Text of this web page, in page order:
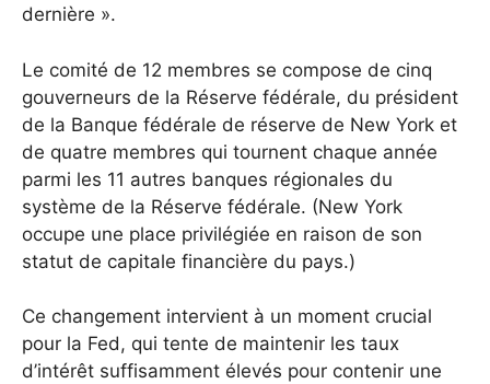
dernière ».
Le comité de 12 membres se compose de cinq
gouverneurs de la Réserve fédérale, du président
de la Banque fédérale de réserve de New York et
de quatre membres qui tournent chaque année
parmi les 11 autres banques régionales du
système de la Réserve fédérale. (New York
occupe une place privilégiée en raison de son
statut de capitale financière du pays.)
Ce changement intervient à un moment crucial
pour la Fed, qui tente de maintenir les taux
d’intérêt suffisamment élevés pour contenir une